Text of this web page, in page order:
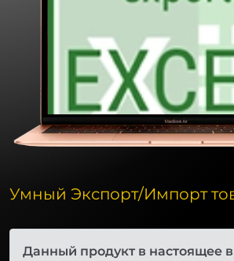
Умный Экспорт/Импорт
Данный продукт в настоящее